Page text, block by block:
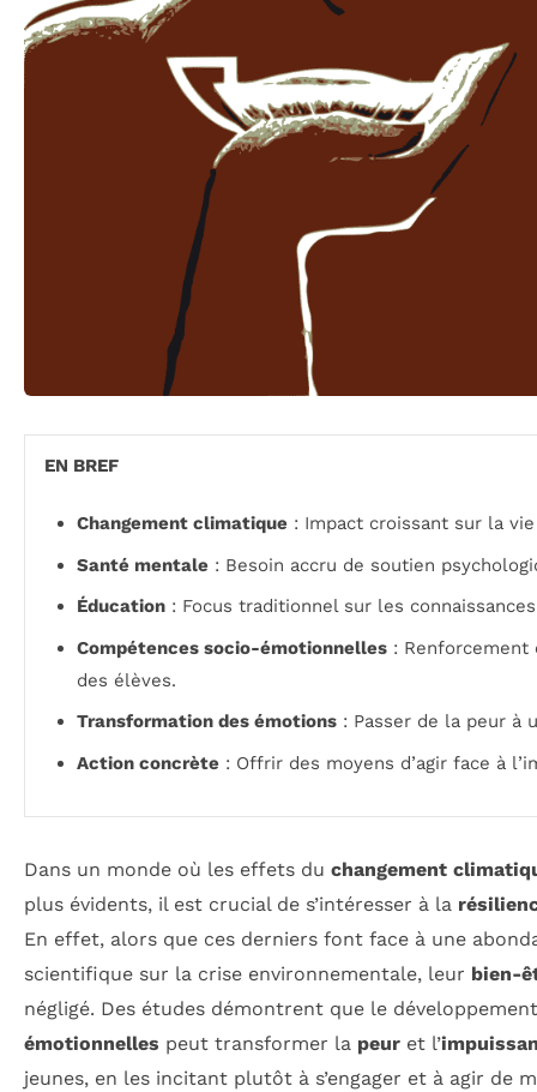
EN BREF
Changement climatique : Impact croissant sur la
Santé mentale : Besoin accru de soutien
Éducation : Focus traditionnel sur les
Compétences socio-émotionnelles :
des élèves.
Transformation des émotions : Passer de la peur à
Action concrète : Offrir des moyens d’agir face à
Dans un monde où les effets du changement
plus évidents, il est crucial de s’intéresser à la
En effet, alors que ces derniers font face à une
scientifique sur la crise environnementale, leur bien-
négligé. Des études démontrent que le
émotionnelles peut transformer la peur et l’
jeunes, en les incitant plutôt à s’engager et à agir de